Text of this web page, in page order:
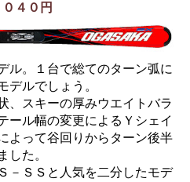
４０円
ル。１台で総てのターン弧に
デルでしょう。
、スキーの厚みウエイトバラ
ール幅の変更によるＹシェイ
よって谷回りからターン後半
した。
－ＳＳと人気を二分したモデ